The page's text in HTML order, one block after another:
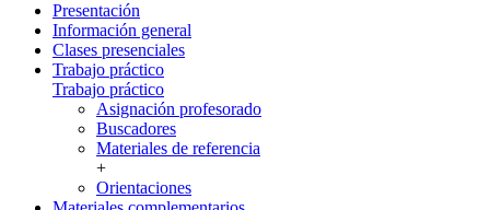
Presentación
Información general
Clases presenciales
Trabajo práctico
Trabajo práctico
Asignación profesorado
Buscadores
Materiales de referencia
+
Orientaciones